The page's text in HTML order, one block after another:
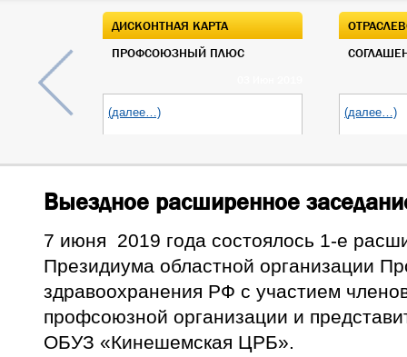
ДИСКОНТНАЯ КАРТА
ПРОФСОЮЗНЫЙ ПЛЮС
(далее…) (далее…)
Выездное расширенное
7 июня 2019 года состоялось 1-е
Президиума областной организации
здравоохранения РФ с участием
профсоюзной организации и
ОБУЗ «Кинешемская ЦРБ».